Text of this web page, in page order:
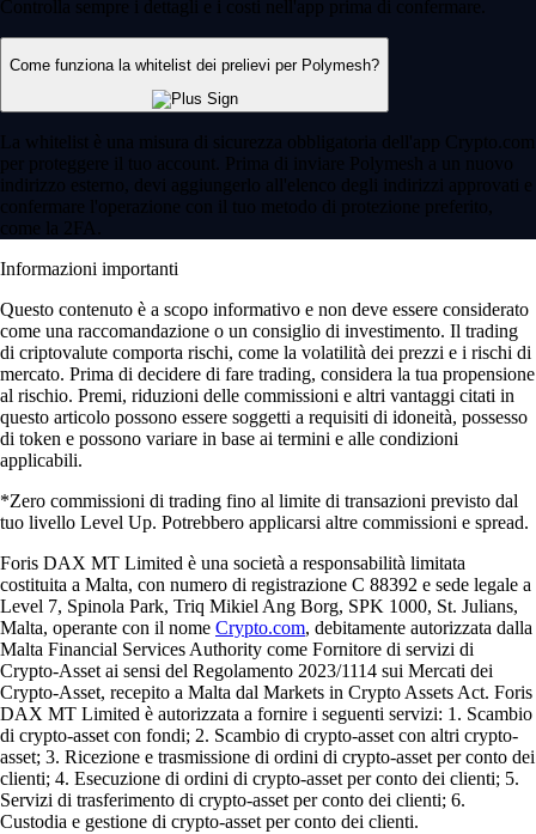
Controlla sempre i dettagli e i costi nell'app prima di confermare.
Come funziona la whitelist dei prelievi per Polymesh?
La whitelist è una misura di sicurezza obbligatoria dell'app Crypto.com
per proteggere il tuo account. Prima di inviare Polymesh a un nuovo
indirizzo esterno, devi aggiungerlo all'elenco degli indirizzi approvati e
confermare l'operazione con il tuo metodo di protezione preferito,
come la 2FA.
Informazioni importanti
Questo contenuto è a scopo informativo e non deve essere considerato
come una raccomandazione o un consiglio di investimento. Il trading
di criptovalute comporta rischi, come la volatilità dei prezzi e i rischi di
mercato. Prima di decidere di fare trading, considera la tua propensione
al rischio. Premi, riduzioni delle commissioni e altri vantaggi citati in
questo articolo possono essere soggetti a requisiti di idoneità, possesso
di token e possono variare in base ai termini e alle condizioni
applicabili.
*Zero commissioni di trading fino al limite di transazioni previsto dal
tuo livello Level Up. Potrebbero applicarsi altre commissioni e spread.
Foris DAX MT Limited è una società a responsabilità limitata
costituita a Malta, con numero di registrazione C 88392 e sede legale a
Level 7, Spinola Park, Triq Mikiel Ang Borg, SPK 1000, St. Julians,
Malta, operante con il nome Crypto.com, debitamente autorizzata dalla
Malta Financial Services Authority come Fornitore di servizi di
Crypto-Asset ai sensi del Regolamento 2023/1114 sui Mercati dei
Crypto-Asset, recepito a Malta dal Markets in Crypto Assets Act. Foris
DAX MT Limited è autorizzata a fornire i seguenti servizi: 1. Scambio
di crypto-asset con fondi; 2. Scambio di crypto-asset con altri crypto-
asset; 3. Ricezione e trasmissione di ordini di crypto-asset per conto dei
clienti; 4. Esecuzione di ordini di crypto-asset per conto dei clienti; 5.
Servizi di trasferimento di crypto-asset per conto dei clienti; 6.
Custodia e gestione di crypto-asset per conto dei clienti.